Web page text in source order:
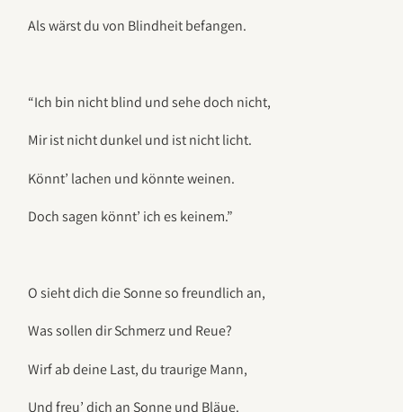
Als wärst du von Blindheit befangen.
“Ich bin nicht blind und sehe doch nicht,
Mir ist nicht dunkel und ist nicht licht.
Könnt’ lachen und könnte weinen.
Doch sagen könnt’ ich es keinem.”
O sieht dich die Sonne so freundlich an,
Was sollen dir Schmerz und Reue?
Wirf ab deine Last, du traurige Mann,
Und freu’ dich an Sonne und Bläue.